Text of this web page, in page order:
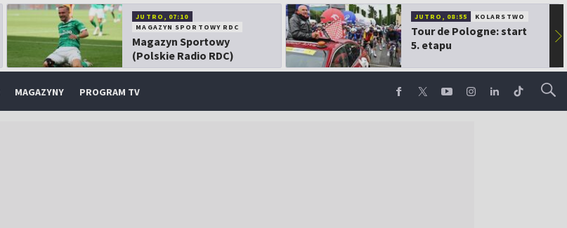
JUTRO, 07:10
MAGAZYN SPORTOWY RDC
Magazyn Sportowy
(Polskie Radio RDC)
JUTRO, 08:55 KOLARSTWO
Tour de Pologne: start
5. etapu
▶
MAGAZYNY PROGRAM TV